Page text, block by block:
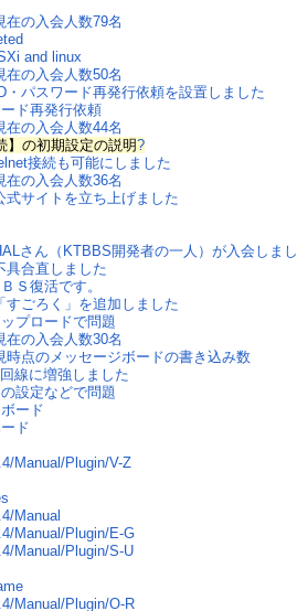
在の入会人数79名
and linux
在の入会人数50名
・パスワード再発行依頼を設置しました
ード再発行依頼
在の入会人数44名
】の初期設定の説明?
接続も可能にしました
在の入会人数36名
式サイトを立ち上げました
さん（KTBBS開発者の一人）が入会しま
具合直しました
Ｓ復活です。
すごろく」を追加しました
プロードで問題
在の入会人数30名
時点のメッセージボードの書き込み数
回線に増強しました
設定などで問題
ード
ド
Manual/Plugin/V-Z
Manual
Manual/Plugin/E-G
Manual/Plugin/S-U
Manual/Plugin/O-R